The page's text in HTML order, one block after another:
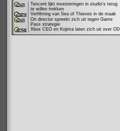
Tencent lijkt investeringen in studio's terug
te willen trekken
Verfilming van Sea of Thieves in de maak
Ori director spreekt zich uit tegen Game
Pass strategie
Xbox CEO en Kojima laten zich uit over OD